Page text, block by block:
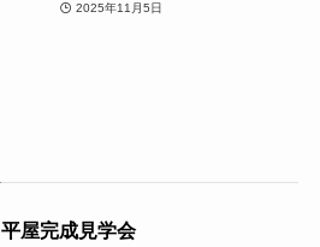
2025年11月5日
平屋完成見学会